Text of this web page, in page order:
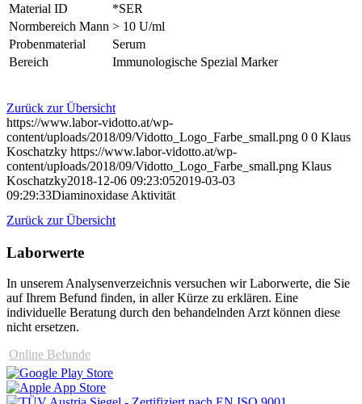
Material ID
*SER
Normbereich Mann > 10 U/ml
Probenmaterial
Serum
Bereich
Immunologische Spezial Marker
Zurück zur Übersicht
https://www.labor-vidotto.at/wp-
content/uploads/2018/09/Vidotto_Logo_Farbe_small.png 0 0 Klaus
Koschatzky https://www.labor-vidotto.at/wp-
content/uploads/2018/09/Vidotto_Logo_Farbe_small.png Klaus
Koschatzky2018-12-06 09:23:052019-03-03
09:29:33Diaminoxidase Aktivität
Zurück zur Übersicht
Laborwerte
In unserem Analysen­verzeichnis versuchen wir Laborwerte, die Sie
auf Ihrem Befund finden, in aller Kürze zu erklären. Eine
individuelle Beratung durch den behandelnden Arzt können diese
nicht ersetzen.
Online Befunde